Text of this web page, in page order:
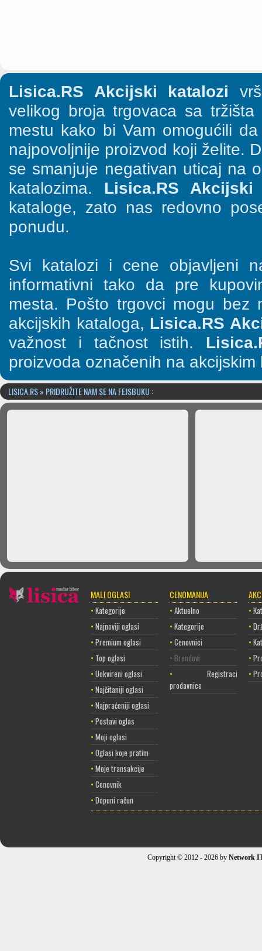
Lisica.RS Akcijski katalozi
velikog broja trgovaca sa
mestu kako bi Vam omogućili
najpovoljnije proizvod koji želite.
se smanjuje negativan uticaj na
katalozima. Lisica.RS Akcijski
kataloge, zato nas redovno
ponudu.
Svi katalozi i cene objavljeni
informativni tako da pre
mesta. Pošto trgovci mogu bez
akcijskih kataloga, Lisica.RS
važnost i tačnost istih.
proizvoda označenih na akcijskim
LISICA.RS » PRIDRUŽITE NAM SE NA FEJSBUKU :
MALI OGLASI
• Kategorije
• Najnoviji oglasi
• Premium oglasi
• Top oglasi
• Uokvireni oglasi
• Najčitaniji oglasi
• Najpraćeniji oglasi
• Postavi oglas
• Moji oglasi
• Oglasi koje pratim
• Moje transakcije
• Cenovnik
• Dopuni račun
CENOMANIJA
• Aktuelno
• Kategorije
• Cenovnici
• Brendovi
• Registracija
prodavnice
•
•
•
•
•
Copyright © 2012 - 2026 by Network